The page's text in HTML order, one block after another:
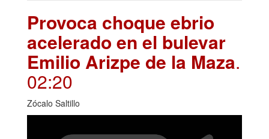
Provoca choque ebrio
acelerado en el bulevar
Emilio Arizpe de la Maza.
02:20
Zócalo Saltillo